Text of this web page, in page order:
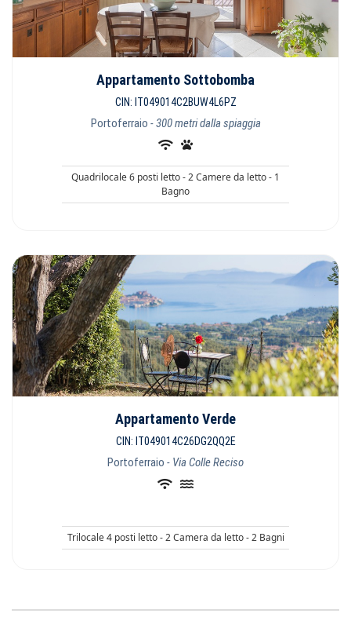
Appartamento Sottobomba
CIN: IT049014C2BUW4L6PZ
Portoferraio - 300 metri dalla spiaggia
Quadrilocale 6 posti letto - 2 Camere da letto - 1
Bagno
Appartamento Verde
CIN: IT049014C26DG2QQ2E
Portoferraio - Via Colle Reciso
Trilocale 4 posti letto - 2 Camera da letto - 2 Bagni